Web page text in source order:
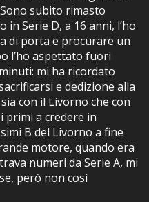
subito rimasto
Serie D, a 16 anni, l’ho
di porta e procurare un
l’ho aspettato fuori
mi ha ricordato
e dedizione alla
con il Livorno che con
primi a credere in
B del Livorno a fine
motore, quando era
numeri da Serie A, mi
però non così